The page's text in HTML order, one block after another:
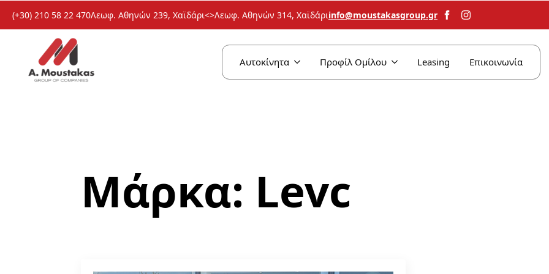
(+30) 210 58 22 470Λεωφ. Αθηνών 239, Χαϊδάρι<>Λεωφ. Αθηνών 314, Χαϊδάριinfo@moustakasgroup.gr
Αυτοκίνητα Προφίλ Ομίλου Leasing Επικοινωνία
Μάρκα: Levc